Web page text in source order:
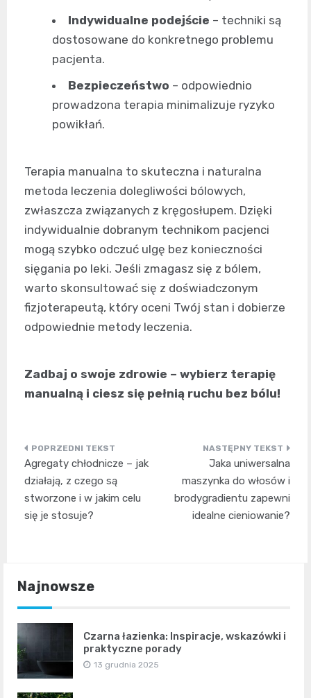
Indywidualne podejście – techniki są
dostosowane do konkretnego problemu
pacjenta.
Bezpieczeństwo – odpowiednio
prowadzona terapia minimalizuje ryzyko
powikłań.
Terapia manualna to skuteczna i naturalna
metoda leczenia dolegliwości bólowych,
zwłaszcza związanych z kręgosłupem. Dzięki
indywidualnie dobranym technikom pacjenci
mogą szybko odczuć ulgę bez konieczności
sięgania po leki. Jeśli zmagasz się z bólem,
warto skonsultować się z doświadczonym
fizjoterapeutą, który oceni Twój stan i dobierze
odpowiednie metody leczenia.
Zadbaj o swoje zdrowie – wybierz terapię
manualną i ciesz się pełnią ruchu bez bólu!
Nawigacja
wpisu
Agregaty chłodnicze – jak
działają, z czego są
stworzone i w jakim celu
się je stosuje?
Jaka uniwersalna
maszynka do włosów i
brodygradientu zapewni
idealne cieniowanie?
Najnowsze
Czarna łazienka: Inspiracje, wskazówki i
praktyczne porady
13 grudnia 2025